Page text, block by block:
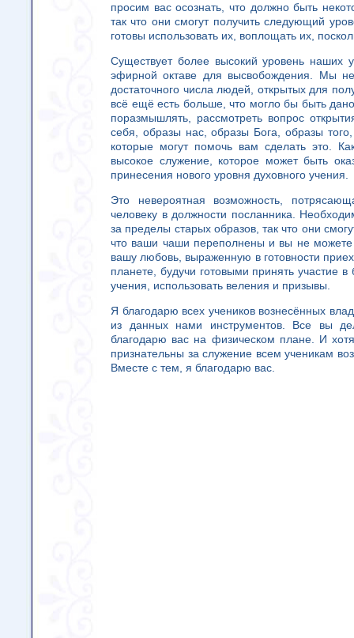
просим вас осознать, что должно быть
так что они смогут получить следующий
готовы использовать их, воплощать их,
Существует более высокий уровень
эфирной октаве для высвобождения. Мы
достаточного числа людей, открытых для
всё ещё есть больше, что могло бы быть
поразмышлять, рассмотреть вопрос
себя, образы нас, образы Бога, образы
которые могут помочь вам сделать это.
высокое служение, которое может быть
принесения нового уровня духовного учения.
Это невероятная возможность,
человеку в должности посланника.
за пределы старых образов, так что они
что ваши чаши переполнены и вы не можете
вашу любовь, выраженную в готовности
планете, будучи готовыми принять участие
учения, использовать веления и призывы.
Я благодарю всех учеников вознесённых
из данных нами инструментов. Все вы
благодарю вас на физическом плане. И
признательны за служение всем ученикам
Вместе с тем, я благодарю вас.